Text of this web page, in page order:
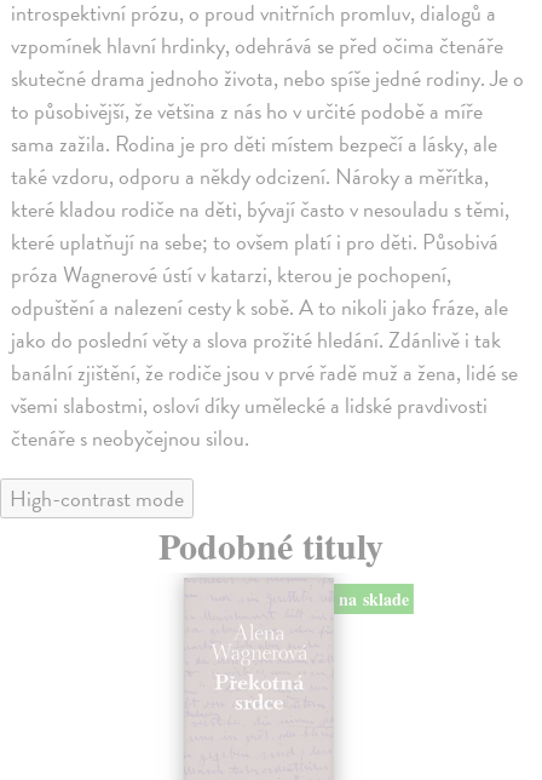
introspektivní prózu, o proud vnitřních promluv, dialogů a
vzpomínek hlavní hrdinky, odehrává se před očima čtenáře
skutečné drama jednoho života, nebo spíše jedné rodiny. Je o
to působivější, že většina z nás ho v určité podobě a míře
sama zažila. Rodina je pro děti místem bezpečí a lásky, ale
také vzdoru, odporu a někdy odcizení. Nároky a měřítka,
které kladou rodiče na děti, bývají často v nesouladu s těmi,
které uplatňují na sebe; to ovšem platí i pro děti. Působivá
próza Wagnerové ústí v katarzi, kterou je pochopení,
odpuštění a nalezení cesty k sobě. A to nikoli jako fráze, ale
jako do poslední věty a slova prožité hledání. Zdánlivě i tak
banální zjištění, že rodiče jsou v prvé řadě muž a žena, lidé se
všemi slabostmi, osloví díky umělecké a lidské pravdivosti
čtenáře s neobyčejnou silou.
High-contrast mode
Podobné tituly
na sklade